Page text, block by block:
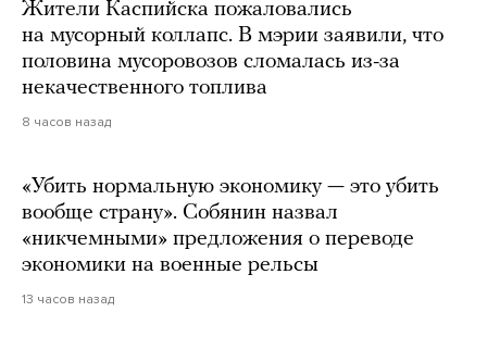
Жители Каспийска пожаловались
на мусорный коллапс. В мэрии заявили, что
половина мусоровозов сломалась из-за
некачественного топлива
8 часов назад
«Убить нормальную экономику — это убить
вообще страну». Собянин назвал
«никчемными» предложения о переводе
экономики на военные рельсы
13 часов назад